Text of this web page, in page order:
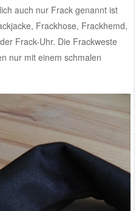
auch nur Frack genannt ist
Frackhose, Frackhemd,
Frack-Uhr. Die Frackweste
nur mit einem schmalen